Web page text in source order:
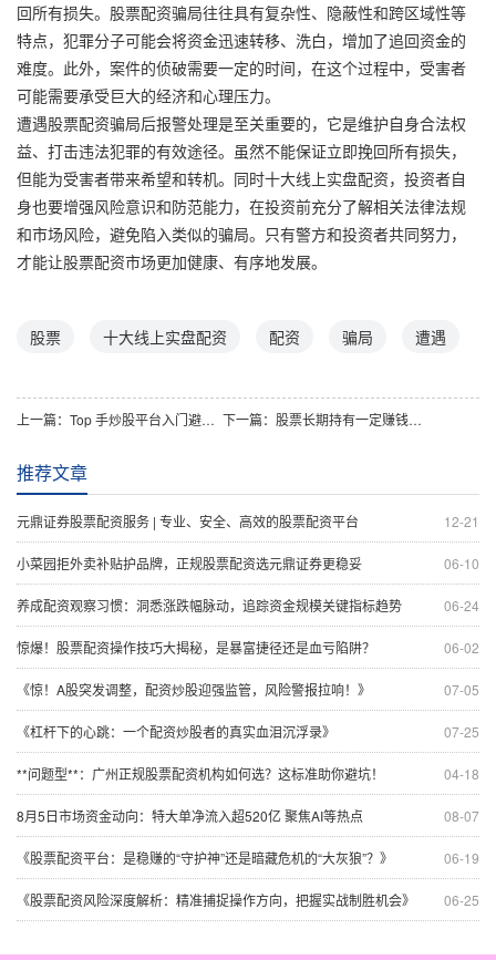
回所有损失。股票配资骗局往往具有复杂性、隐蔽性和跨区域性等
特点，犯罪分子可能会将资金迅速转移、洗白，增加了追回资金的
难度。此外，案件的侦破需要一定的时间，在这个过程中，受害者
可能需要承受巨大的经济和心理压力。
遭遇股票配资骗局后报警处理是至关重要的，它是维护自身合法权
益、打击违法犯罪的有效途径。虽然不能保证立即挽回所有损失，
但能为受害者带来希望和转机。同时十大线上实盘配资，投资者自
身也要增强风险意识和防范能力，在投资前充分了解相关法律法规
和市场风险，避免陷入类似的骗局。只有警方和投资者共同努力，
才能让股票配资市场更加健康、有序地发展。
股票 十大线上实盘配资 配资 骗局 遭遇
上一篇： Top 手炒股平台入门避坑指南：远离这些常见操作误区 下一篇： 股票长期持有一定赚钱吗？揭秘投资背后的真相！
推荐文章
12-21
元鼎证券股票配资服务 | 专业、安全、高效的股票配资平台
06-10
小菜园拒外卖补贴护品牌，正规股票配资选元鼎证券更稳妥
06-24
养成配资观察习惯：洞悉涨跌幅脉动，追踪资金规模关键指标趋势
06-02
惊爆！股票配资操作技巧大揭秘，是暴富捷径还是血亏陷阱？
07-05
《惊！A股突发调整，配资炒股迎强监管，风险警报拉响！》
07-25
《杠杆下的心跳：一个配资炒股者的真实血泪沉浮录》
04-18
**问题型**：广州正规股票配资机构如何选？这标准助你避坑！
08-07
8月5日市场资金动向：特大单净流入超520亿 聚焦AI等热点
06-19
《股票配资平台：是稳赚的“守护神”还是暗藏危机的“大灰狼”？》
06-25
《股票配资风险深度解析：精准捕捉操作方向，把握实战制胜机会》